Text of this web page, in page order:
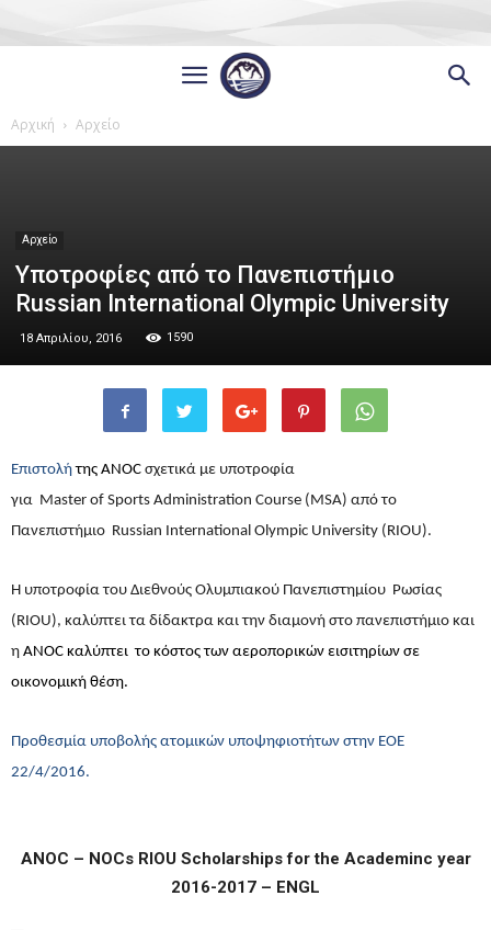
Αρχική Αρχείο
Αρχείο
Υποτροφίες από το Πανεπιστήμιο
Russian International Olympic University
18 Απριλίου, 2016 1590
Επιστολήτης ANOC σχετικά με υποτροφία
για Master of Sports Administration Course (MSA) από το
Πανεπιστήμιο Russian International Olympic University (RIOU).
Η υποτροφία του Διεθνούς Ολυμπιακού Πανεπιστημίου Ρωσίας
(RIOU), καλύπτει τα δίδακτρα και την διαμονή στο πανεπιστήμιο και
η ANOC καλύπτει το κόστος των αεροπορικών εισιτηρίων σε
οικονομική θέση.
Προθεσμία υποβολής ατομικών υποψηφιοτήτων στην ΕΟΕ
22/4/2016.
ANOC – NOCs RIOU Scholarships for the Academinc year
2016-2017 – ENGL